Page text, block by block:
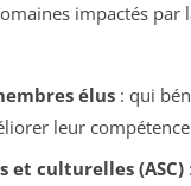
impactés par
élus: qui
leur
et culturelles (ASC)